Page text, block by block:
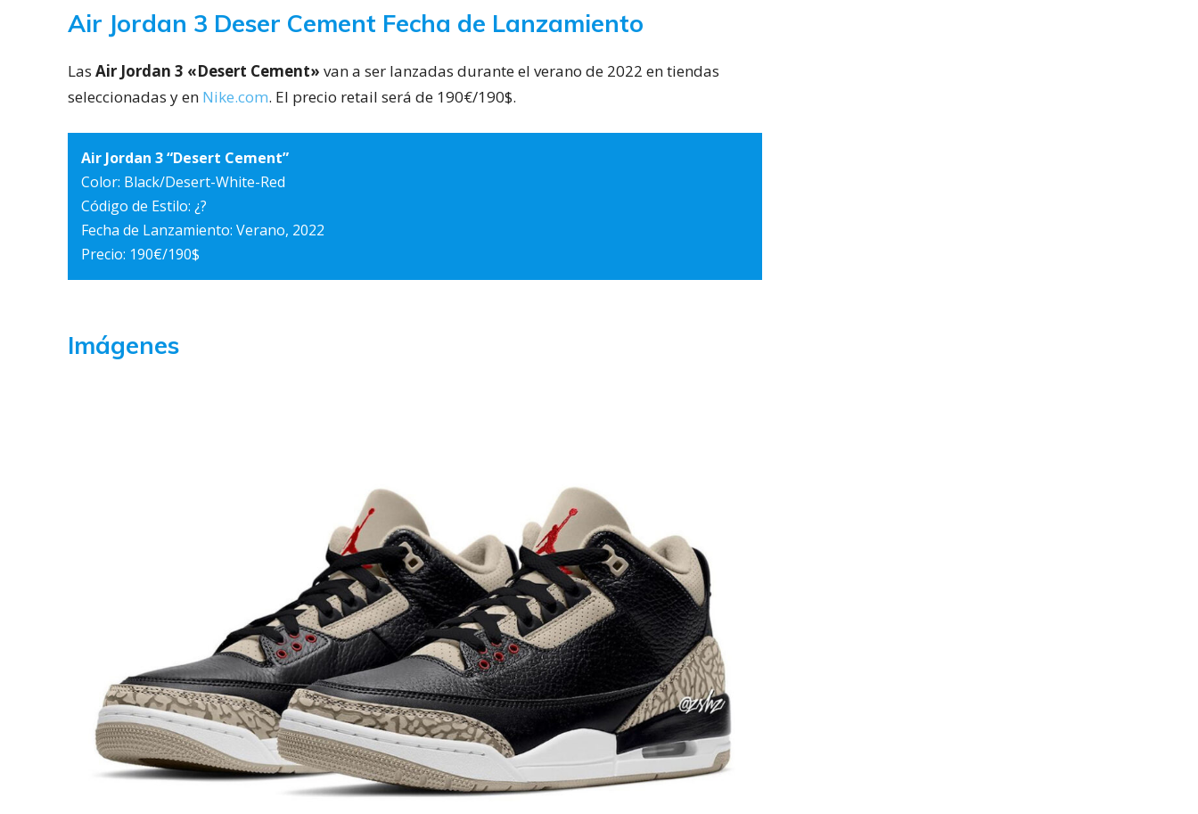
Air Jordan 3 Deser Cement Fecha de Lanzamiento
Las Air Jordan 3 «Desert Cement» van a ser lanzadas durante el verano de 2022 en tiendas
seleccionadas y en Nike.com. El precio retail será de 190€/190$.
Air Jordan 3 “Desert Cement”
Color: Black/Desert-White-Red
Código de Estilo: ¿?
Fecha de Lanzamiento: Verano, 2022
Precio: 190€/190$
Imágenes